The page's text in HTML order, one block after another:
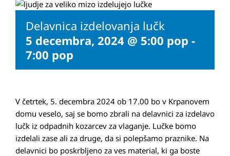
Delavnica izdelovanja lučk
5 decembra, 2024 @ 5:00 pop -
7:00 pop
V četrtek, 5. decembra 2024 ob 17.00 bo v Krpanovem
domu veselo, saj se bomo zbrali na delavnici za izdelavo
lučk iz odpadnih kozarcev za vlaganje. Lučke bomo
izdelali zase ali za druge, da si polepšamo praznike. Na
delavnici bo poskrbljeno za ves material, ki ga boste